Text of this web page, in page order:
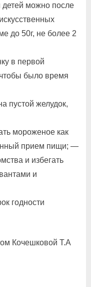
можно после
до 50г, не более 2
в первой
было время
пустой желудок,
мороженое как
прием пищи; —
и избегать
и
годности
Кочешковой Т.А